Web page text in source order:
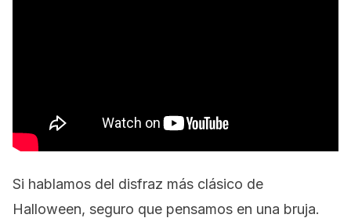
Si hablamos del disfraz más clásico de
Halloween, seguro que pensamos en una bruja.